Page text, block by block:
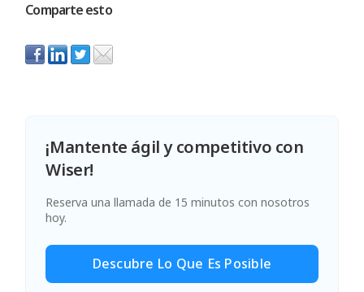
Comparte esto
¡Mantente ágil y competitivo con
Wiser!
Reserva una llamada de 15 minutos con nosotros
hoy.
Descubre Lo Que Es Posible